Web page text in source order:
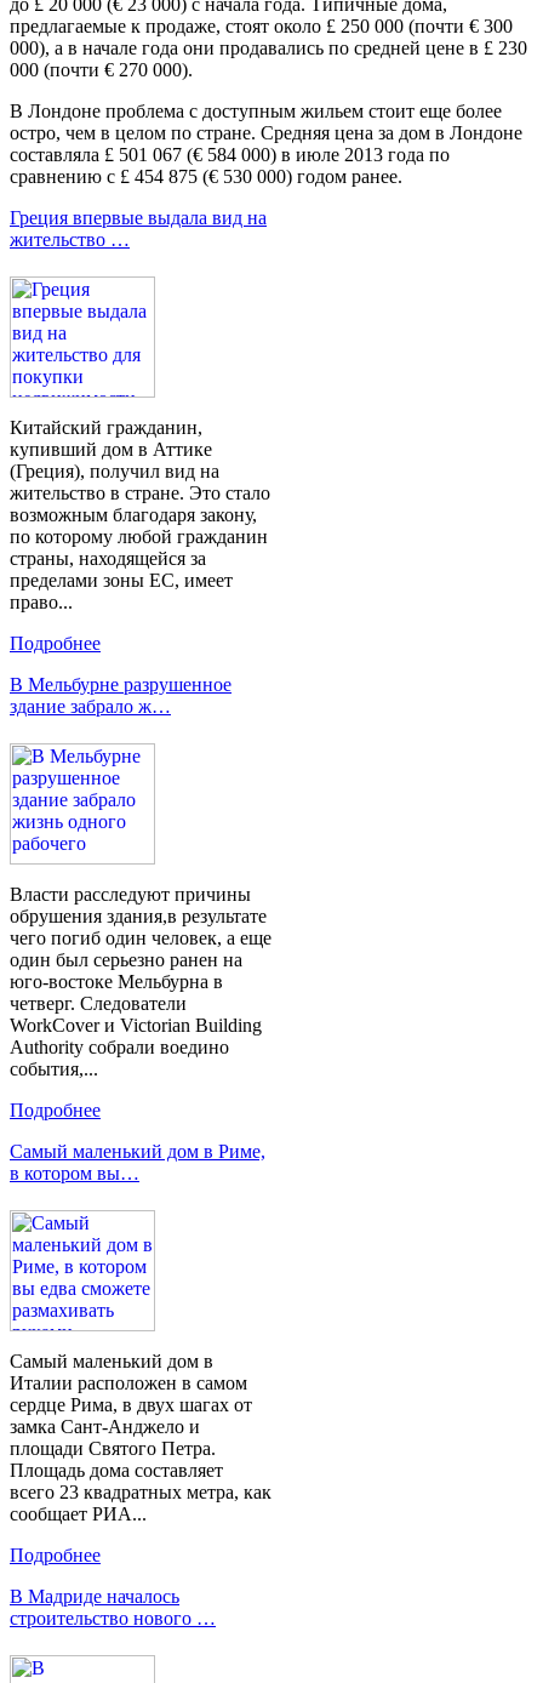
до £ 20 000 (€ 23 000) с начала года. Типичные дома,
предлагаемые к продаже, стоят около £ 250 000 (почти € 300
000), а в начале года они продавались по средней цене в £ 230
000 (почти € 270 000).
В Лондоне проблема с доступным жильем стоит еще более
остро, чем в целом по стране. Средняя цена за дом в Лондоне
составляла £ 501 067 (€ 584 000) в июле 2013 года по
сравнению с £ 454 875 (€ 530 000) годом ранее.
Греция впервые выдала вид на
жительство …
Китайский гражданин,
купивший дом в Аттике
(Греция), получил вид на
жительство в стране. Это стало
возможным благодаря закону,
по которому любой гражданин
страны, находящейся за
пределами зоны ЕС, имеет
право...
Подробнее
В Мельбурне разрушенное
здание забрало ж…
Власти расследуют причины
обрушения здания,в результате
чего погиб один человек, а еще
один был серьезно ранен на
юго-востоке Мельбурна в
четверг. Следователи
WorkCover и Victorian Building
Authority собрали воедино
события,...
Подробнее
Самый маленький дом в Риме,
в котором вы…
Самый маленький дом в
Италии расположен в самом
сердце Рима, в двух шагах от
замка Сант-Анджело и
площади Святого Петра.
Площадь дома составляет
всего 23 квадратных метра, как
сообщает РИА...
Подробнее
В Мадриде началось
строительство нового …